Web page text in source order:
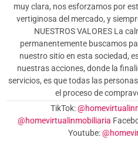
muy clara, nos esforzamos por
vertiginosa del mercado, y
NUESTROS VALORES La
permanentemente buscamos
nuestro sitio en esta sociedad,
nuestras acciones, donde la
servicios, es que todas las
el proceso de
TikTok:
@homevirtualinmobiliaria
Youtube: